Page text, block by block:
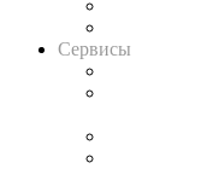
Сервисы